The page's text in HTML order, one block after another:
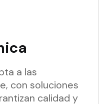
a las
con soluciones
calidad y